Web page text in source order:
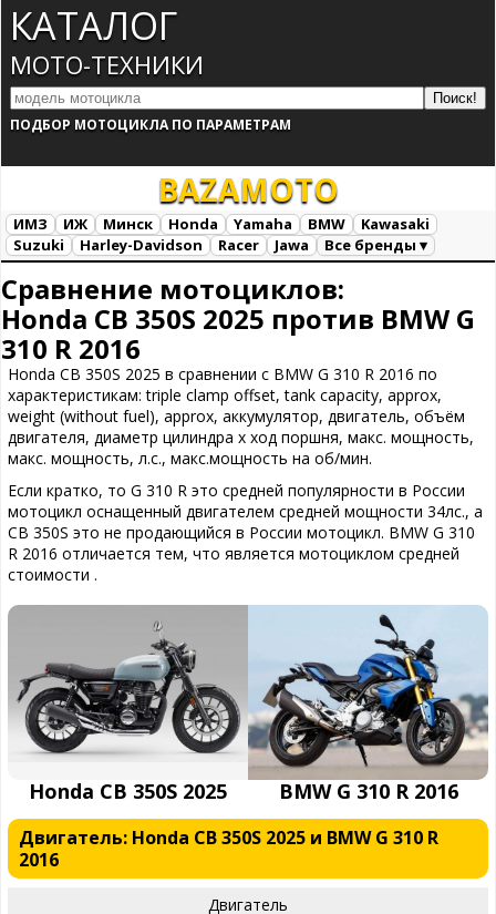
КАТАЛОГ
МОТО-ТЕХНИКИ
ПОДБОР МОТОЦИКЛА ПО ПАРАМЕТРАМ
BAZAMOTO
ИМЗ ИЖ Минск Honda Yamaha BMW
Kawasaki
Suzuki
Harley-Davidson Racer Jawa
Все бренды ▾
Сравнение мотоциклов:
Honda CB 350S 2025 против BMW G
310 R 2016
Honda CB 350S 2025 в сравнении с BMW G 310 R 2016 по
характеристикам: triple clamp offset, tank capacity, approx,
weight (without fuel), approx, аккумулятор, двигатель, объём
двигателя, диаметр цилиндра х ход поршня, макс. мощность,
макс. мощность, л.с., макс.мощность на об/мин.
Если кратко, то G 310 R это средней популярности в России
мотоцикл оснащенный двигателем средней мощности 34лс., а
CB 350S это не продающийся в России мотоцикл. BMW G 310
R 2016 отличается тем, что является мотоциклом средней
стоимости .
Honda CB 350S 2025 BMW G 310 R 2016
Двигатель: Honda CB 350S 2025 и BMW G 310 R
2016
Двигатель